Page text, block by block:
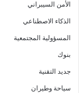
الأمن السيبراني
الذكاء الاصطناعي
المسؤولية المجتمعية
بنوك
جديد التقنية
سياحة وطيران